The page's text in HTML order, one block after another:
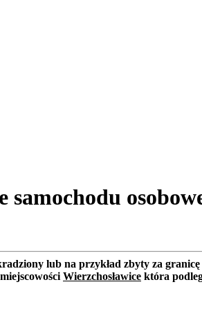
lub na przykład zbyty za
Wierzchosławice która